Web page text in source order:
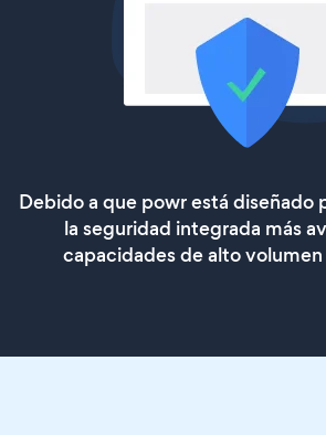
Debido a que powr está diseñado
la seguridad integrada más
capacidades de alto